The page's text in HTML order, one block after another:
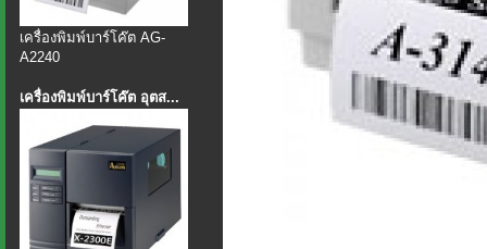
เครื่องพิมพ์บาร์โค๊ต AG-
A2240
เครื่องพิมพ์บาร์โค๊ต อุตส...